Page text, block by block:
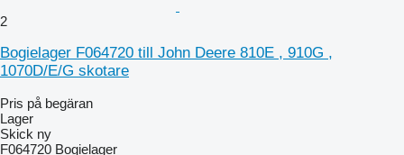
2
Bogielager F064720 till John Deere 810E , 910G ,
1070D/E/G skotare
Pris på begäran
Lager
Skick ny
F064720 Bogielager